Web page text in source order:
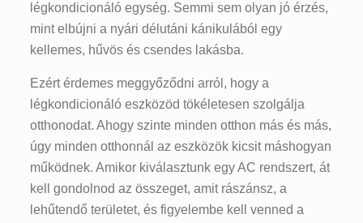
légkondicionáló egység. Semmi sem olyan jó érzés,
mint elbújni a nyári délutáni kánikulából egy
kellemes, hűvös és csendes lakásba.
Ezért érdemes meggyőződni arról, hogy a
légkondicionáló eszközöd tökéletesen szolgálja
otthonodat. Ahogy szinte minden otthon más és más,
úgy minden otthonnál az eszközök kicsit máshogyan
működnek. Amikor kiválasztunk egy AC rendszert, át
kell gondolnod az összeget, amit rászánsz, a
lehűtendő területet, és figyelembe kell venned a